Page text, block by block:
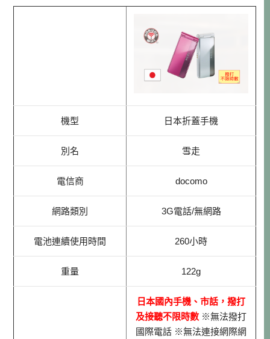
機型 日本折蓋手機
別名 雪走
電信商 docomo
網路類別 3G電話/無網路
電池連續使用時間 260小時
重量 122g
日本國內手機、市話，撥打
及接聽不限時數 ※無法撥打
國際電話 ※無法連接網際網